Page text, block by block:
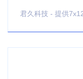
君久科技 - 提供